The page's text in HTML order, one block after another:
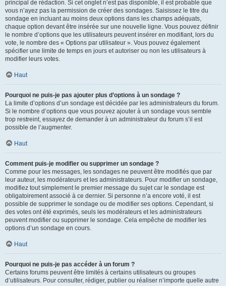
principal de rédaction. Si cet onglet n’est pas disponible, il est probable que
vous n’ayez pas la permission de créer des sondages. Saisissez le titre du
sondage en incluant au moins deux options dans les champs adéquats,
chaque option devant être insérée sur une nouvelle ligne. Vous pouvez définir
le nombre d’options que les utilisateurs peuvent insérer en modifiant, lors du
vote, le nombre des « Options par utilisateur ». Vous pouvez également
spécifier une limite de temps en jours et autoriser ou non les utilisateurs à
modifier leurs votes.
Haut
Pourquoi ne puis-je pas ajouter plus d’options à un sondage ?
La limite d’options d’un sondage est décidée par les administrateurs du forum.
Si le nombre d’options que vous pouvez ajouter à un sondage vous semble
trop restreint, essayez de demander à un administrateur du forum s’il est
possible de l’augmenter.
Haut
Comment puis-je modifier ou supprimer un sondage ?
Comme pour les messages, les sondages ne peuvent être modifiés que par
leur auteur, les modérateurs et les administrateurs. Pour modifier un sondage,
modifiez tout simplement le premier message du sujet car le sondage est
obligatoirement associé à ce dernier. Si personne n’a encore voté, il est
possible de supprimer le sondage ou de modifier ses options. Cependant, si
des votes ont été exprimés, seuls les modérateurs et les administrateurs
peuvent modifier ou supprimer le sondage. Cela empêche de modifier les
options d’un sondage en cours.
Haut
Pourquoi ne puis-je pas accéder à un forum ?
Certains forums peuvent être limités à certains utilisateurs ou groupes
d’utilisateurs. Pour consulter, rédiger, publier ou réaliser n’importe quelle autre